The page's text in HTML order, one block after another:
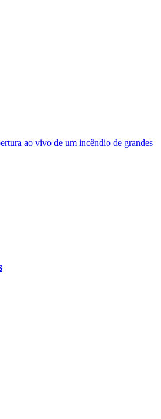
ao vivo de um incêndio de grandes